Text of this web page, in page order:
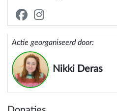
Actie georganiseerd door:
Nikki Deras